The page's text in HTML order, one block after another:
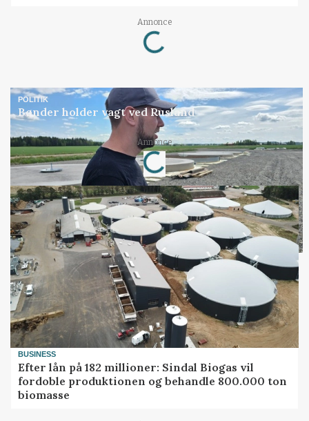
Annonce
Loading...
POLITIK
Bønder holder vagt ved Rusland
Annonce
Loading...
BUSINESS
Efter lån på 182 millioner: Sindal Biogas vil
fordoble produktionen og behandle 800.000 ton
biomasse